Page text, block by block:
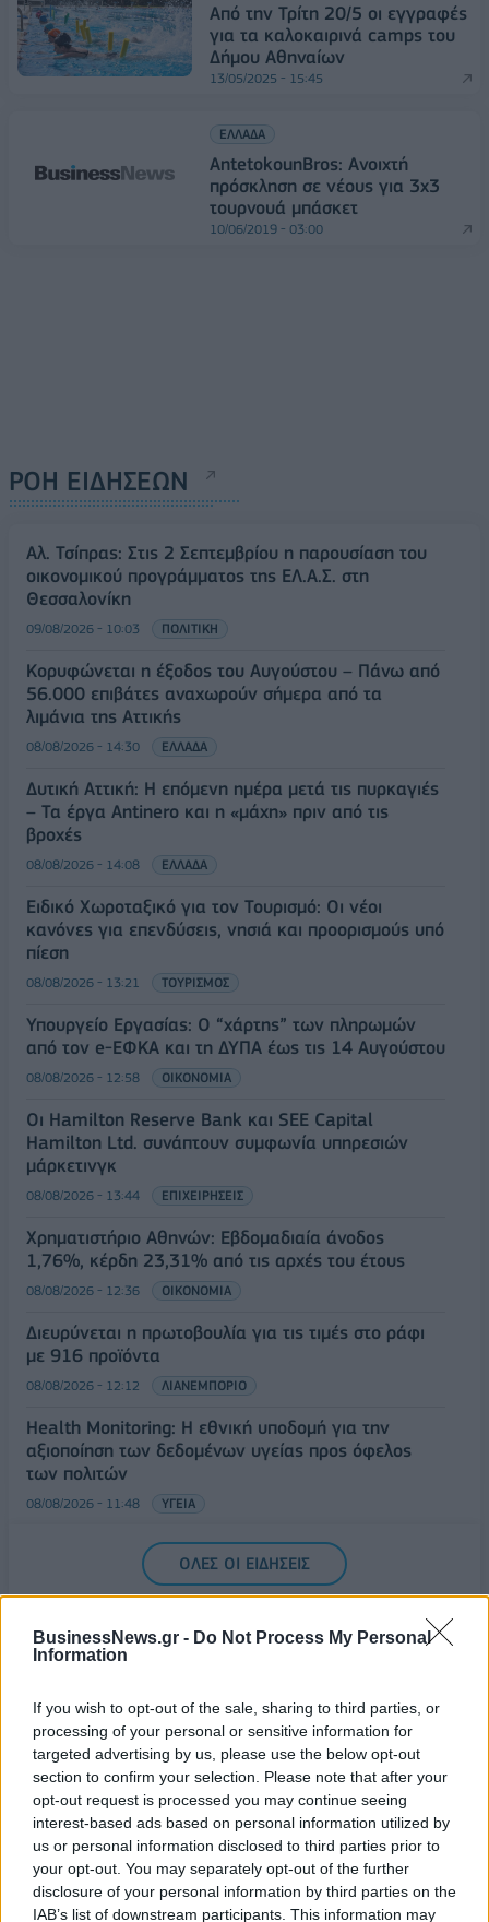
BusinessNews.gr - Do Not Process My Personal
Information
If you wish to opt-out of the sale, sharing to third parties, or
processing of your personal or sensitive information for
targeted advertising by us, please use the below opt-out
section to confirm your selection. Please note that after your
opt-out request is processed you may continue seeing
interest-based ads based on personal information utilized by
us or personal information disclosed to third parties prior to
your opt-out. You may separately opt-out of the further
disclosure of your personal information by third parties on the
IAB’s list of downstream participants. This information may
Από την Τρίτη 20/5 οι εγγραφές
για τα καλοκαιρινά camps του
Δήμου Αθηναίων
13/05/2025 - 15:45
ΕΛΛΑΔΑ
AntetokounBros: Ανοιχτή
πρόσκληση σε νέους για 3x3
τουρνουά μπάσκετ
10/06/2019 - 03:00
ΡΟΗ ΕΙΔΗΣΕΩΝ
Αλ. Τσίπρας: Στις 2 Σεπτεμβρίου η παρουσίαση του
οικονομικού προγράμματος της ΕΛ.Α.Σ. στη
Θεσσαλονίκη
09/08/2026 - 10:03 ΠΟΛΙΤΙΚΗ
Κορυφώνεται η έξοδος του Αυγούστου – Πάνω από
56.000 επιβάτες αναχωρούν σήμερα από τα
λιμάνια της Αττικής
08/08/2026 - 14:30 ΕΛΛΑΔΑ
Δυτική Αττική: Η επόμενη ημέρα μετά τις πυρκαγιές
– Τα έργα Antinero και η «μάχη» πριν από τις
βροχές
08/08/2026 - 14:08 ΕΛΛΑΔΑ
Ειδικό Χωροταξικό για τον Τουρισμό: Οι νέοι
κανόνες για επενδύσεις, νησιά και προορισμούς υπό
πίεση
08/08/2026 - 13:21 ΤΟΥΡΙΣΜΟΣ
Υπουργείο Εργασίας: Ο “χάρτης” των πληρωμών
από τον e-ΕΦΚΑ και τη ΔΥΠΑ έως τις 14 Αυγούστου
08/08/2026 - 12:58 ΟΙΚΟΝΟΜΙΑ
Οι Hamilton Reserve Bank και SEE Capital
Hamilton Ltd. συνάπτουν συμφωνία υπηρεσιών
μάρκετινγκ
08/08/2026 - 13:44 ΕΠΙΧΕΙΡΗΣΕΙΣ
Χρηματιστήριο Αθηνών: Εβδομαδιαία άνοδος
1,76%, κέρδη 23,31% από τις αρχές του έτους
08/08/2026 - 12:36 ΟΙΚΟΝΟΜΙΑ
Διευρύνεται η πρωτοβουλία για τις τιμές στο ράφι
με 916 προϊόντα
08/08/2026 - 12:12 ΛΙΑΝΕΜΠΟΡΙΟ
Health Monitoring: Η εθνική υποδομή για την
αξιοποίηση των δεδομένων υγείας προς όφελος
των πολιτών
08/08/2026 - 11:48 ΥΓΕΙΑ
Ελληνική Αναπτυξιακή Τράπεζα: Με «προίκα» 2 δισ.
ευρώ ανοίγει δρόμο για δάνεια έως 5 δισ. σε
μικρομεσαίες
ΟΛΕΣ ΟΙ ΕΙΔΗΣΕΙΣ
ΔΗΜΟΦΙΛΗ
Όμιλος ΔΕΗ: Νέα συμφωνία για χαρτοφυλάκιο
έργων ΑΠΕ άνω των 2 GW σε Πολωνία και
Ουγγαρία